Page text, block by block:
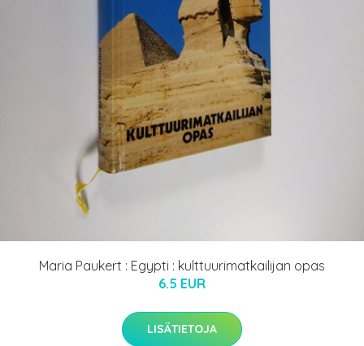
Maria Paukert : Egypti : kulttuurimatkailijan opas
6.5 EUR
LISÄTIETOJA